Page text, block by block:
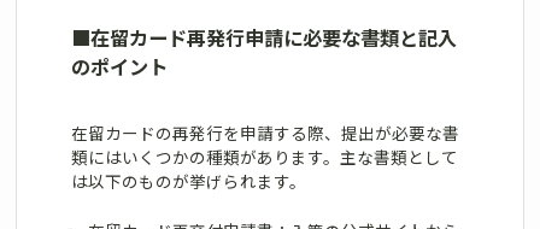
■在留カード再発行申請に必要な書類と記入
のポイント
在留カードの再発行を申請する際、提出が必要な書
類にはいくつかの種類があります。主な書類として
は以下のものが挙げられます。